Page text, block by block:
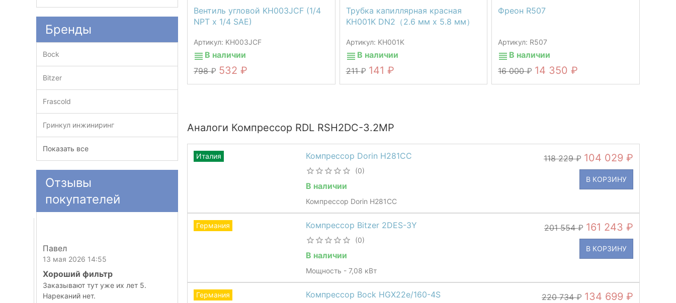
Вентиль угловой KH003JCF (1/4
NPT х 1/4 SAE)
Артикул: KH003JCF
В наличии
798
532
Трубка капиллярная красная
KH001K DN2（2.6 мм х 5.8 мм）
Артикул: KH001K
В наличии
211
141
Фреон R507
Артикул: R507
В наличии
16 000
14 350
Аналоги Компрессор RDL RSH2DC-3.2MP
Компрессор Dorin H281CC
(0)
В наличии
Компрессор Dorin H281CC
118 229 104 029
В КОРЗИНУ
Италия
Компрессор Bitzer 2DES-3Y
(0)
В наличии
Мощность - 7,08 кВт
201 554 161 243
В КОРЗИНУ
Германия
Компрессор Bock HGX22e/160-4S 220 734 134 699
Германия
Бренды
Bock
Bitzer
Frascold
Гринкул инжиниринг
Показать все
Отзывы
покупателей
Павел
13 мая 2026 14:55
Хороший фильтр
Заказывают тут уже их лет 5.
Нареканий нет.